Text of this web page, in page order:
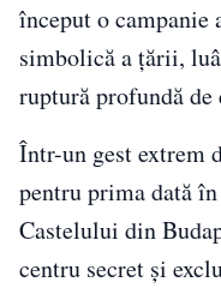
început o campanie
simbolică a țării,
ruptură profundă de
Într-un gest extrem
pentru prima dată
Castelului din
centru secret și